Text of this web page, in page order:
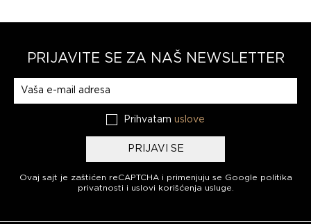
PRIJAVITE SE ZA NAŠ NEWSLETTER
Prihvatam uslove
PRIJAVI SE
Ovaj sajt je zaštićen reCAPTCHA i primenjuju se Google politika
privatnosti i uslovi korišćenja usluge